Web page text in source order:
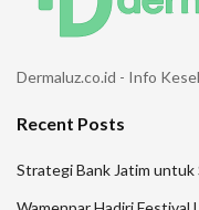
Dermaluz.co.id - Info
Recent Posts
Strategi Bank Jatim